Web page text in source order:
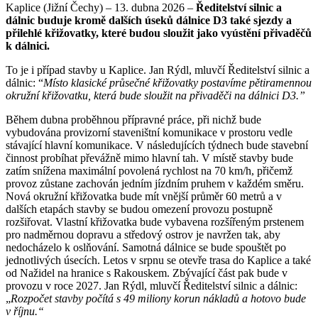
Kaplice (Jižní Čechy) – 13. dubna 2026 – Ředitelství silnic a
dálnic buduje kromě dalších úseků dálnice D3 také sjezdy a
přilehlé křižovatky, které budou sloužit jako vyústění přivaděčů
k dálnici.
To je i případ stavby u Kaplice. Jan Rýdl, mluvčí Ředitelství silnic a
dálnic: “Místo klasické průsečné křižovatky postavíme pětiramennou
okružní křižovatku, která bude sloužit na přivaděči na dálnici D3.”
Během dubna proběhnou přípravné práce, při nichž bude
vybudována provizorní staveništní komunikace v prostoru vedle
stávající hlavní komunikace. V následujících týdnech bude stavební
činnost probíhat převážně mimo hlavní tah. V místě stavby bude
zatím snížena maximální povolená rychlost na 70 km/h, přičemž
provoz zůstane zachován jedním jízdním pruhem v každém směru.
Nová okružní křižovatka bude mít vnější průměr 60 metrů a v
dalších etapách stavby se budou omezení provozu postupně
rozšiřovat. Vlastní křižovatka bude vybavena rozšířeným prstenem
pro nadměrnou dopravu a středový ostrov je navržen tak, aby
nedocházelo k oslňování. Samotná dálnice se bude spouštět po
jednotlivých úsecích. Letos v srpnu se otevře trasa do Kaplice a také
od Nažidel na hranice s Rakouskem. Zbývající část pak bude v
provozu v roce 2027. Jan Rýdl, mluvčí Ředitelství silnic a dálnic:
„Rozpočet stavby počítá s 49 miliony korun nákladů a hotovo bude
v říjnu.“